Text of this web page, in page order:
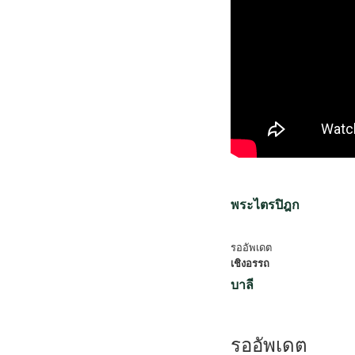
พระไตรปิฎก
รออัพเดต
เชิงอรรถ
บาลี
รออัพเดต